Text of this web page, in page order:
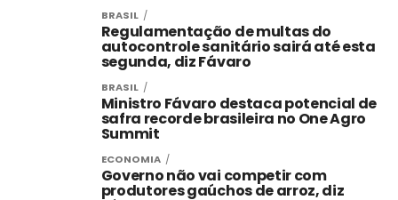
BRASIL
Regulamentação de multas do
autocontrole sanitário sairá até esta
segunda, diz Fávaro
BRASIL
Ministro Fávaro destaca potencial de
safra recorde brasileira no One Agro
Summit
ECONOMIA
Governo não vai competir com
produtores gaúchos de arroz, diz